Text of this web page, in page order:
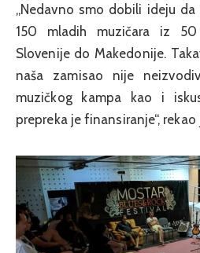
„Nedavno smo dobili ideju
150 mladih muzičara iz
Slovenije do Makedonije.
naša zamisao nije
muzičkog kampa kao i
prepreka je finansiranje“,